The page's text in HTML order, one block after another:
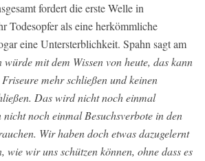
fordert die erste Welle in
Todesopfer als eine herkömmliche
eine Untersterblichkeit. Spahn sagt am
würde mit dem Wissen von heute, das kann
mehr schließen und keinen
Das wird nicht noch einmal
noch einmal Besuchsverbote in den
Wir haben doch etwas dazugelernt
wie wir uns schützen können, ohne dass es